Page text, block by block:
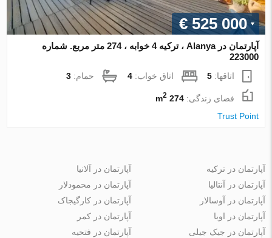
€ 525 000
آپارتمان در Alanya ، ترکیه 4 خوابه ، 274 متر مربع. شماره
223000
اتاقها:5 اتاق خواب:4 حمام:3
فضای زندگی:274 m
2
Trust Point
آپارتمان در ترکیه
آپارتمان در آنتالیا
آپارتمان در آوسالار
آپارتمان در اوبا
آپارتمان در جیک جیلی
آپارتمان در آلانیا
آپارتمان در محمودلار
آپارتمان در کارگیجاک
آپارتمان در کمر
آپارتمان در فتحیه